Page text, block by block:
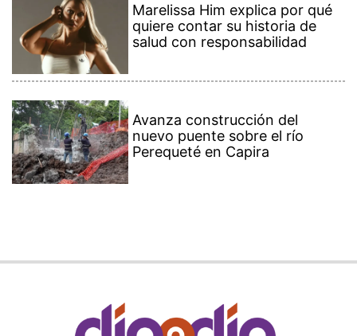
Marelissa Him explica por qué
quiere contar su historia de
salud con responsabilidad
Avanza construcción del
nuevo puente sobre el río
Perequeté en Capira